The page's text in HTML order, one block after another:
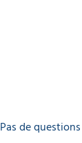
Pas de